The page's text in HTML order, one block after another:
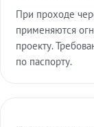
При проходе
применяются
проекту.
по паспорту.